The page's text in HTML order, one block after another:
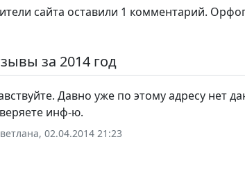
сайта оставили 1 комментарий.
за 2014 год
Давно уже по этому адресу нет
инф-ю.
02.04.2014 21:23